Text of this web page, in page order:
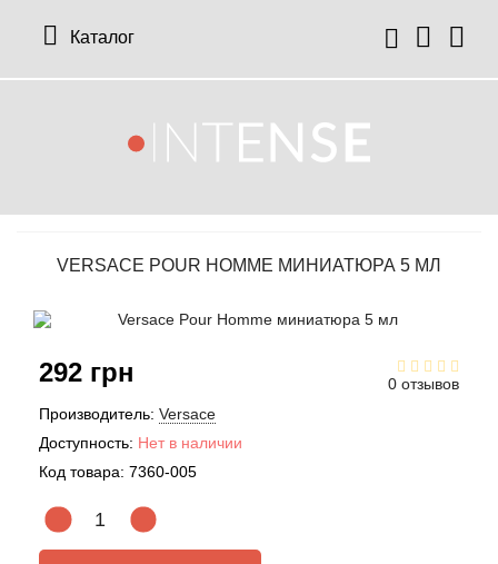
Каталог
VERSACE POUR HOMME МИНИАТЮРА 5 МЛ
0 отзывов
292 грн
Производитель: Versace
Доступность: Нет в наличии
Код товара: 7360-005
12 Parfumeurs Francais
19-69
27 87 Perfumes
42° by Beauty More
Abercrombie Fitch
Absolument Parfumeur
Acqua di Parma
Отзывы
Доставка
Условия
Aкции
Контакты
История заказов
Рассылка новостей